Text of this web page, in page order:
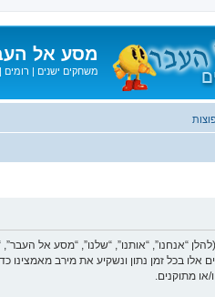
מסע אל
משחקים ישנים | רומים |
אלו בכל זמן נתון ונשקיע את מירב
מתוקנים.